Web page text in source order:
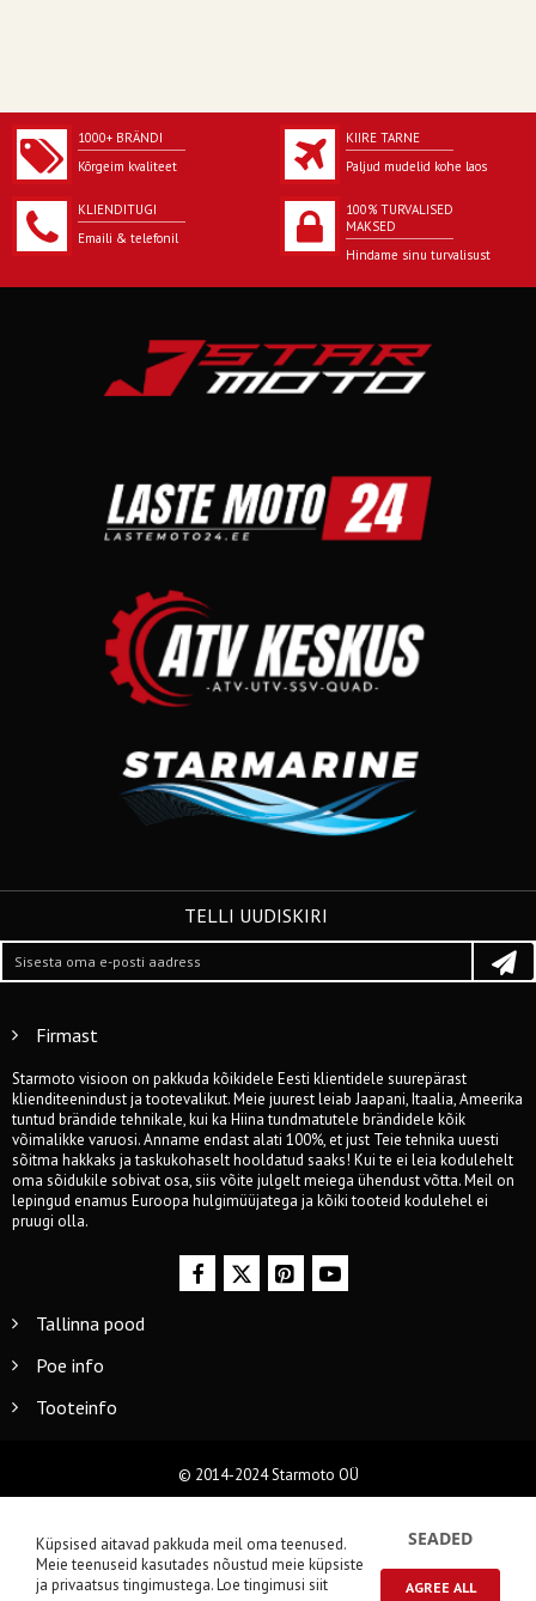
1000+ BRÄNDI
Kõrgeim kvaliteet
KIIRE TARNE
Paljud mudelid kohe laos
KLIENDITUGI
Emaili & telefonil
100% TURVALISED
MAKSED
Hindame sinu turvalisust
TELLI UUDISKIRI
Firmast
Starmoto visioon on pakkuda kõikidele Eesti klientidele suurepärast
klienditeenindust ja tootevalikut. Meie juurest leiab Jaapani, Itaalia, Ameerika
tuntud brändide tehnikale, kui ka Hiina tundmatutele brändidele kõik
võimalikke varuosi. Anname endast alati 100%, et just Teie tehnika uuesti
sõitma hakkaks ja taskukohaselt hooldatud saaks! Kui te ei leia kodulehelt
oma sõidukile sobivat osa, siis võite julgelt meiega ühendust võtta. Meil on
lepingud enamus Euroopa hulgimüüjatega ja kõiki tooteid kodulehel ei
pruugi olla.
Tallinna pood
Poe info
Tooteinfo
© 2014-2024 Starmoto OÜ
Küpsised aitavad pakkuda meil oma teenused.
Meie teenuseid kasutades nõustud meie küpsiste
ja privaatsus tingimustega.Loe tingimusi siit
SEADED
AGREE ALL
0